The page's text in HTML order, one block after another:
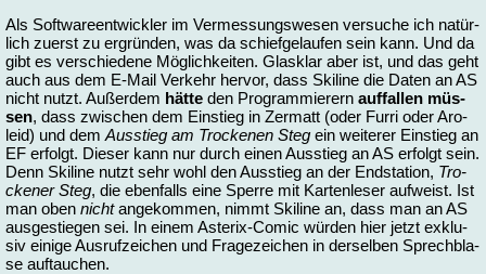
Als Soft­wa­re­ent­wick­ler im Ver­mes­sungs­we­sen ver­su­che ich na­tür­
lich zu­erst zu er­grün­den, was da schief­ge­lau­fen sein kann. Und da
gibt es ver­schie­de­ne Mög­lich­kei­ten. Glas­klar aber ist, und das geht
auch aus dem E-Mail Ver­kehr her­vor, dass Ski­line die Da­ten an AS
nicht nutzt. Au­ßer­dem hät­te den Pro­gram­mie­rern auf­fal­len müs­
sen, dass zwi­schen dem Ein­stieg in Zer­matt (oder Fur­ri oder Aro­
leid) und dem Aus­stieg am Tro­cke­nen Steg ein wei­te­rer Ein­stieg an
EF er­folgt. Die­ser kann nur durch ei­nen Aus­stieg an AS er­folgt sein.
Denn Ski­line nutzt sehr wohl den Aus­stieg an der End­sta­ti­on, Tro­
cke­ner Steg, die eben­falls ei­ne Sper­re mit Kar­ten­le­ser auf­weist. Ist
man oben nichtan­ge­kom­men, nimmt Ski­line an, dass man an AS
aus­ge­stie­gen sei. In ei­nem As­te­rix-Comic wür­den hier jetzt ex­klu­
siv ei­ni­ge Aus­ruf­zei­chen und Fra­ge­zei­chen in der­sel­ben Sprech­bla­
se auf­tau­chen.